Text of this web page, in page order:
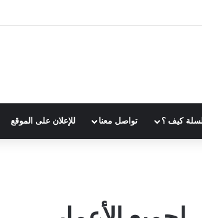
كيف ؟ تواصل معنا للإعلان على الموقع